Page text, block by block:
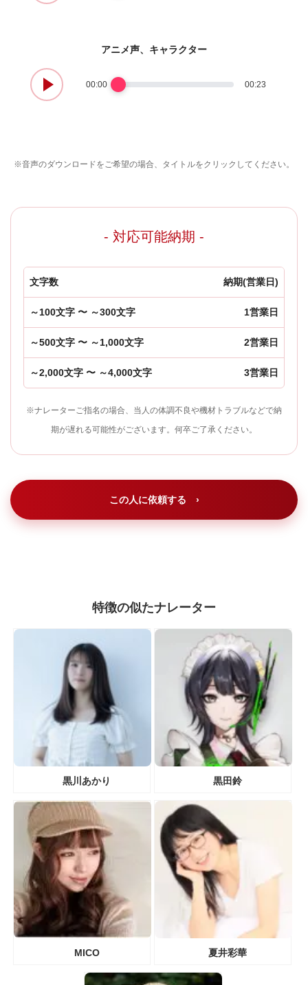
アニメ声、キャラクター
00:00 00:23
※音声のダウンロードをご希望の場合、タイトルをクリックしてください。
- 対応可能納期 -
文字数 納期(営業日)
～100文字 〜 ～300文字 1営業日
～500文字 〜 ～1,000文字 2営業日
～2,000文字 〜 ～4,000文字 3営業日
※ナレーターご指名の場合、当人の体調不良や機材トラブルなどで納
期が遅れる可能性がございます。何卒ご了承ください。
この人に依頼する ›
特徴の似たナレーター
黒川あかり 黒田鈴
MICO 夏井彩華